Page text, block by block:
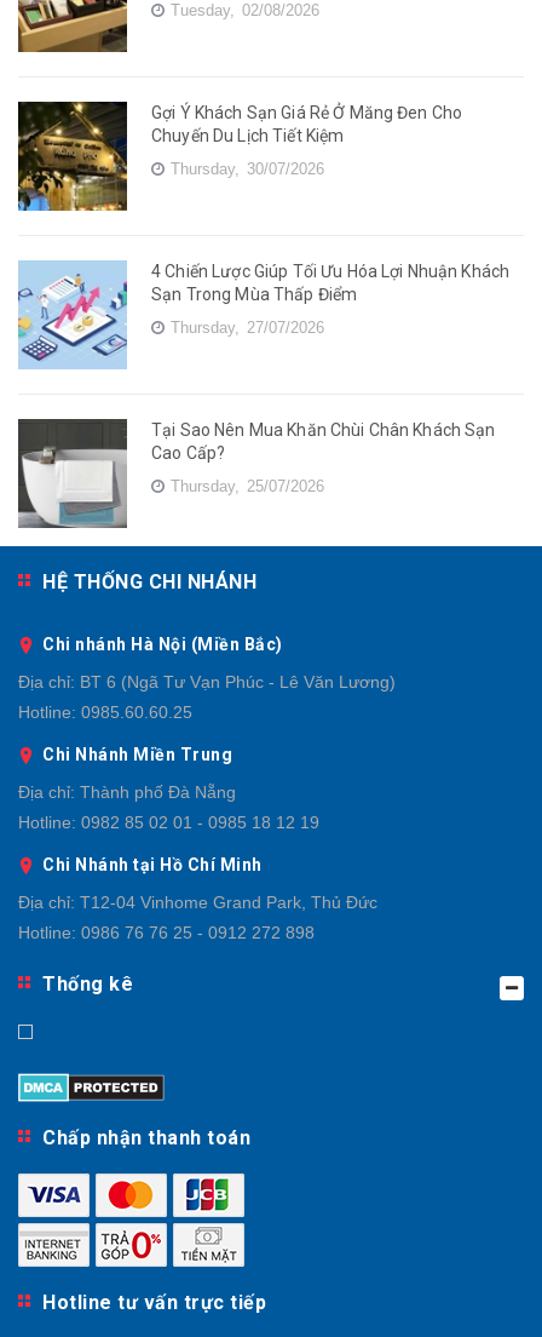
Tuesday, 02/08/2026
Gợi Ý Khách Sạn Giá Rẻ Ở Măng Đen Cho
Chuyến Du Lịch Tiết Kiệm
Thursday, 30/07/2026
4 Chiến Lược Giúp Tối Ưu Hóa Lợi Nhuận Khách
Sạn Trong Mùa Thấp Điểm
Thursday, 27/07/2026
Tại Sao Nên Mua Khăn Chùi Chân Khách Sạn
Cao Cấp?
Thursday, 25/07/2026
HỆ THỐNG CHI NHÁNH
Chi nhánh Hà Nội (Miền Bắc)
Địa chỉ: BT 6 (Ngã Tư Vạn Phúc - Lê Văn Lương)
Hotline: 0985.60.60.25
Chi Nhánh Miền Trung
Địa chỉ: Thành phố Đà Nẵng
Hotline: 0982 85 02 01 - 0985 18 12 19
Chi Nhánh tại Hồ Chí Minh
Địa chỉ: T12-04 Vinhome Grand Park, Thủ Đức
Hotline: 0986 76 76 25 - 0912 272 898
Thống kê
Chấp nhận thanh toán
Hotline tư vấn trực tiếp